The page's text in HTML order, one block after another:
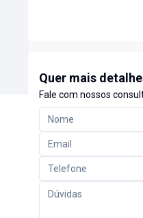
Quer mais
Fale com nossos